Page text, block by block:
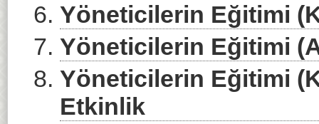
Yöneticilerin Eğitimi
Yöneticilerin Eğitimi
Yöneticilerin Eğitimi
Etkinlik